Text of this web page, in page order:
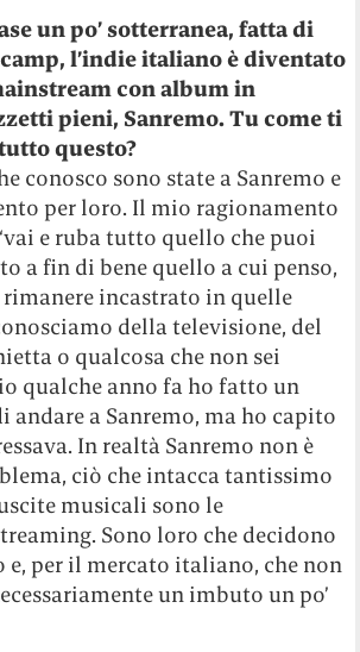
un po’ sotterranea, fatta di
l’indie italiano è diventato
con album in
pieni, Sanremo. Tu come ti
questo?
conosco sono state a Sanremo e
per loro. Il mio ragionamento
e ruba tutto quello che puoi
a fin di bene quello a cui penso,
incastrato in quelle
della televisione, del
o qualcosa che non sei
qualche anno fa ho fatto un
andare a Sanremo, ma ho capito
In realtà Sanremo non è
ciò che intacca tantissimo
musicali sono le
Sono loro che decidono
e, per il mercato italiano, che non
un imbuto un po’